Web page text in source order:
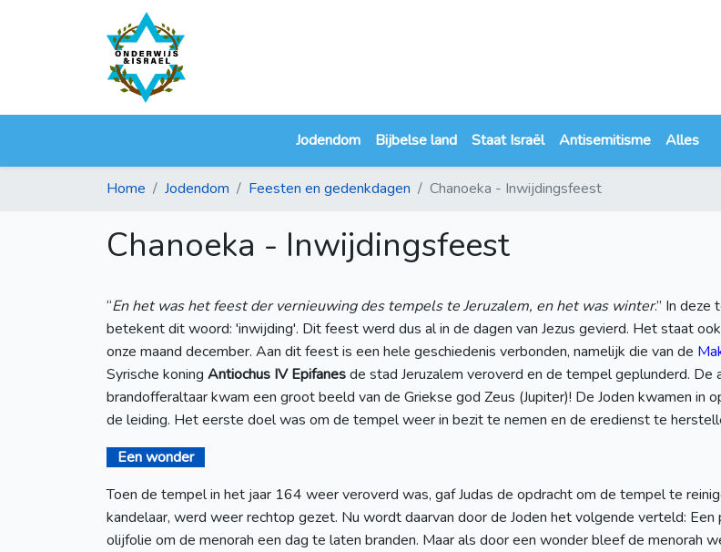
Jodendom Bijbelse land Staat Israël Antisemitisme Alles
Home Jodendom Feesten en gedenkdagen Chanoeka - Inwijdingsfeest
Chanoeka - Inwijdingsfeest
“En het was het feest der vernieuwing des tempels te Jeruzalem, en het was winter.” In deze
betekent dit woord: 'inwijding'. Dit feest werd dus al in de dagen van Jezus gevierd. Het staat
onze maand december. Aan dit feest is een hele geschiedenis verbonden, namelijk die van de
Syrische koning Antiochus IV Epifanesde stad Jeruzalem veroverd en de tempel geplunderd.
brandofferaltaar kwam een groot beeld van de Griekse god Zeus (Jupiter)! De Joden kwamen in
de leiding. Het eerste doel was om de tempel weer in bezit te nemen en de eredienst te
Een wonder
Toen de tempel in het jaar 164 weer veroverd was, gaf Judas de opdracht om de tempel te
kandelaar, werd weer rechtop gezet. Nu wordt daarvan door de Joden het volgende verteld:
olijfolie om de menorah een dag te laten branden. Maar als door een wonder bleef de menorah